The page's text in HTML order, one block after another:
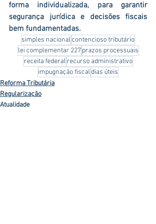
forma individualizada, para garantir
segurança jurídica e decisões fiscais
bem fundamentadas.
simples nacionalcontencioso tributário
lei complementar 227 prazos processuais
receita federal recurso administrativo
impugnação fiscaldias úteis
Reforma Tributária
Regularização
Atualidade